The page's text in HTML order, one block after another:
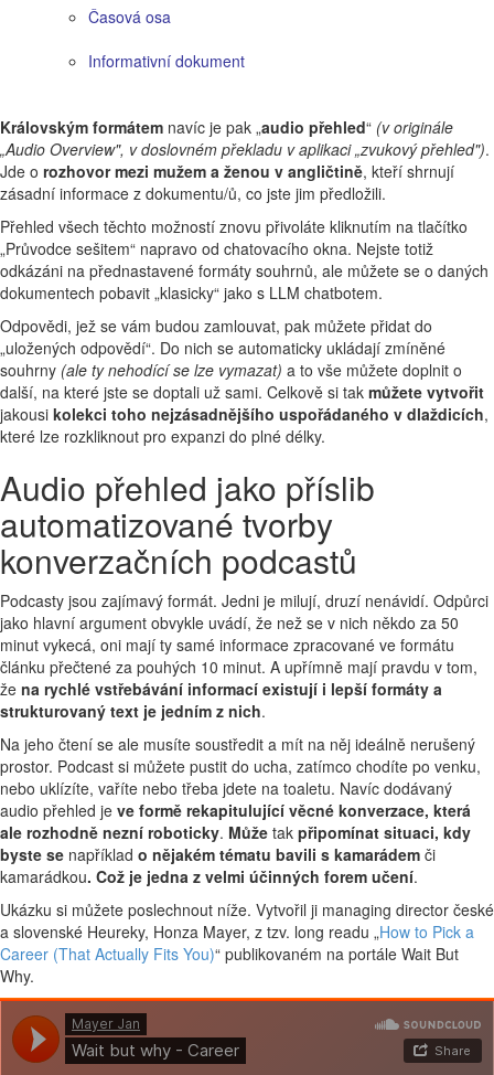
Časová osa
Informativní dokument
Královským formátem navíc je pak „audio přehled“ (v originále
„Audio Overview", v doslovném překladu v aplikaci „zvukový přehled").
Jde o rozhovor mezi mužem a ženou v angličtině, kteří shrnují
zásadní informace z dokumentu/ů, co jste jim předložili.
Přehled všech těchto možností znovu přivoláte kliknutím na tlačítko
„Průvodce sešitem“ napravo od chatovacího okna. Nejste totiž
odkázáni na přednastavené formáty souhrnů, ale můžete se o daných
dokumentech pobavit „klasicky“ jako s LLM chatbotem.
Odpovědi, jež se vám budou zamlouvat, pak můžete přidat do
„uložených odpovědí“. Do nich se automaticky ukládají zmíněné
souhrny (ale ty nehodící se lze vymazat) a to vše můžete doplnit o
další, na které jste se doptali už sami. Celkově si tak můžete vytvořit
jakousi kolekci toho nejzásadnějšího uspořádaného v dlaždicích,
které lze rozkliknout pro expanzi do plné délky.
Audio přehled jako příslib
automatizované tvorby
konverzačních podcastů
Podcasty jsou zajímavý formát. Jedni je milují, druzí nenávidí. Odpůrci
jako hlavní argument obvykle uvádí, že než se v nich někdo za 50
minut vykecá, oni mají ty samé informace zpracované ve formátu
článku přečtené za pouhých 10 minut. A upřímně mají pravdu v tom,
že na rychlé vstřebávání informací existují i lepší formáty a
strukturovaný text je jedním z nich.
Na jeho čtení se ale musíte soustředit a mít na něj ideálně nerušený
prostor. Podcast si můžete pustit do ucha, zatímco chodíte po venku,
nebo uklízíte, vaříte nebo třeba jdete na toaletu. Navíc dodávaný
audio přehled je ve formě rekapitulující věcné konverzace, která
ale rozhodně nezní roboticky. Může tak připomínat situaci, kdy
byste se například o nějakém tématu bavili s kamarádem či
kamarádkou. Což je jedna z velmi účinných forem učení.
Ukázku si můžete poslechnout níže. Vytvořil ji managing director české
a slovenské Heureky, Honza Mayer, z tzv. long readu „How to Pick a
Career (That Actually Fits You)“ publikovaném na portále Wait But
Why.